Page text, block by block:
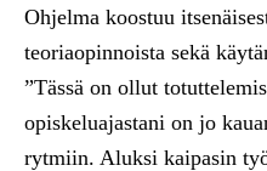
Ohjelma koostuu
teoriaopinnoista sekä
”Tässä on ollut
opiskeluajastani on jo
rytmiin. Aluksi kaipasin